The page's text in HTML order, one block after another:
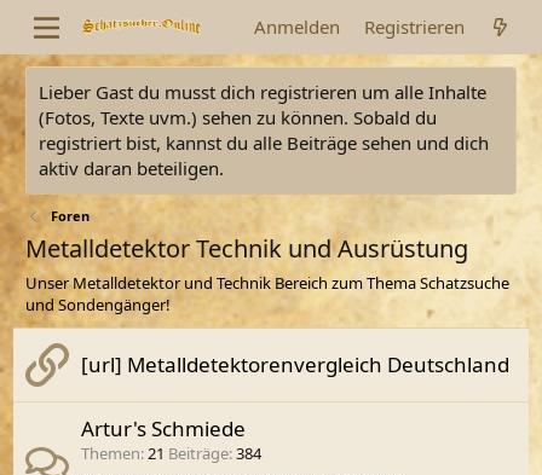
Anmelden Registrieren
Lieber Gast du musst dich registrieren um alle Inhalte
(Fotos, Texte uvm.) sehen zu können. Sobald du
registriert bist, kannst du alle Beiträge sehen und dich
aktiv daran beteiligen.
Foren
Metalldetektor Technik und Ausrüstung
Unser Metalldetektor und Technik Bereich zum Thema Schatzsuche
und Sondengänger!
[url] Metalldetektorenvergleich Deutschland
Artur's Schmiede
Themen 21 Beiträge 384